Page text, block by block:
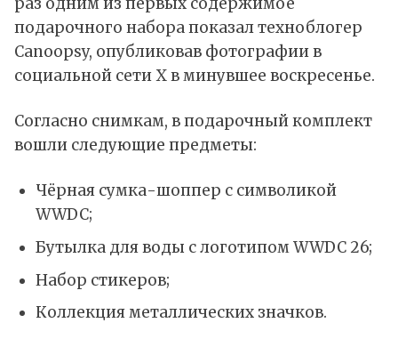
подарочного набора показал техноблогер
Canoopsy, опубликовав фотографии в
социальной сети X в минувшее воскресенье.
Согласно снимкам, в подарочный комплект
вошли следующие предметы:
Чёрная сумка-шоппер с символикой
WWDC;
Бутылка для воды с логотипом WWDC 26;
Набор стикеров;
Коллекция металлических значков.